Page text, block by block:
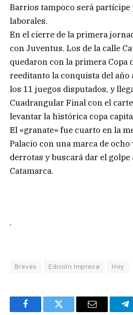
Barrios tampoco será
laborales.
En el cierre de la primera
con Juventus. Los de la calle
quedaron con la primera Copa
reeditanto la conquista del año
los 11 juegos disputados, y
Cuadrangular Final con el
levantar la histórica copa
El «granate» fue cuarto en la
Palacio con una marca de
derrotas y buscará dar el golpe
Catamarca.
.
Breves Edición Impresa Hoy
FacebookTwitter Email